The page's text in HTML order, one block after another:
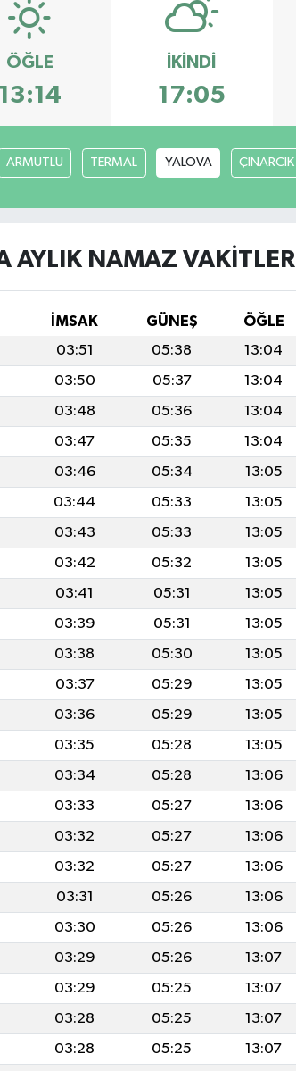
ÖĞLE
13:14
İKINDI
17:05
ARMUTLU TERMAL YALOVA ÇINARCIK
AYLIK NAMAZ VAKITLERI
İMSAK GÜNEŞ ÖĞLE
03:51 05:38 13:04
03:50 05:37 13:04
03:48 05:36 13:04
03:47 05:35 13:04
03:46 05:34 13:05
03:44 05:33 13:05
03:43 05:33 13:05
03:42 05:32 13:05
03:41 05:31 13:05
03:39 05:31 13:05
03:38 05:30 13:05
03:37 05:29 13:05
03:36 05:29 13:05
03:35 05:28 13:05
03:34 05:28 13:06
03:33 05:27 13:06
03:32 05:27 13:06
03:32 05:27 13:06
03:31 05:26 13:06
03:30 05:26 13:06
03:29 05:26 13:07
03:29 05:25 13:07
03:28 05:25 13:07
03:28 05:25 13:07